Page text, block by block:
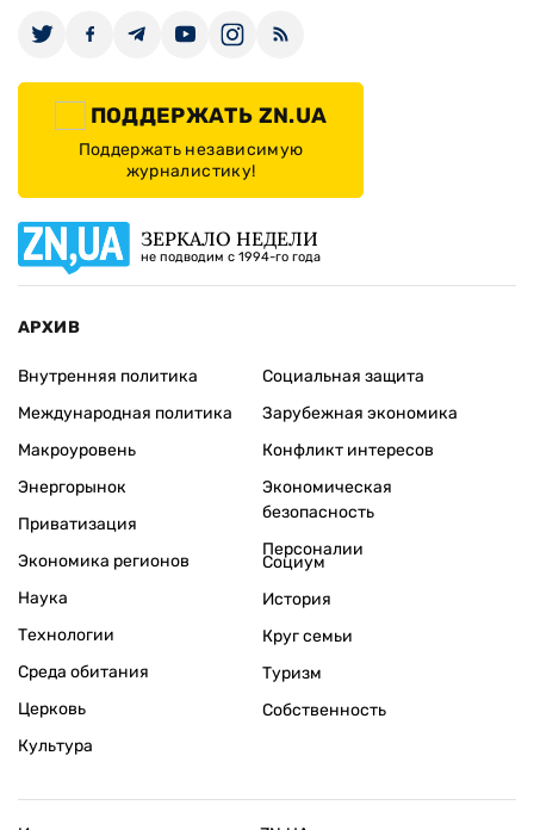
ПОДДЕРЖАТЬ ZN.UA
Поддержать независимую
журналистику!
ЗЕРКАЛО НЕДЕЛИ
не подводим с 1994-го года
АРХИВ
Внутренняя политика
Международная политика
Макроуровень
Энергорынок
Приватизация
Экономика регионов
Социальная защита
Зарубежная экономика
Конфликт интересов
Экономическая
безопасность
Персоналии
Наука
Технологии
Среда обитания
Церковь
Культура
Социум
История
Круг семьи
Туризм
Собственность